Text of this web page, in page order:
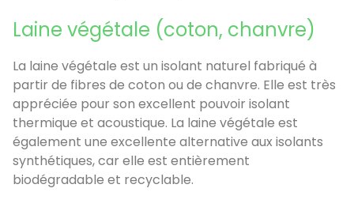
Laine végétale (coton, chanvre)
La laine végétale est un isolant naturel fabriqué à
partir de fibres de coton ou de chanvre. Elle est très
appréciée pour son excellent pouvoir isolant
thermique et acoustique. La laine végétale est
également une excellente alternative aux isolants
synthétiques, car elle est entièrement
biodégradable et recyclable.